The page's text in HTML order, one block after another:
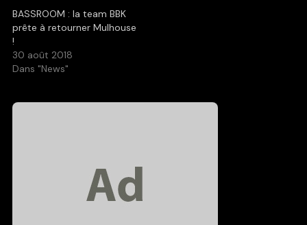
BASSROOM : la team BBK
prête à retourner Mulhouse
!
30 août 2018
Dans "News"